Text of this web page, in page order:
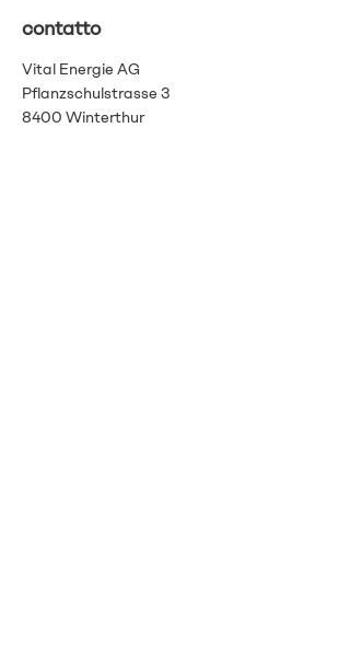
contatto
Vital Energie AG
Pflanzschulstrasse 3
8400 Winterthur